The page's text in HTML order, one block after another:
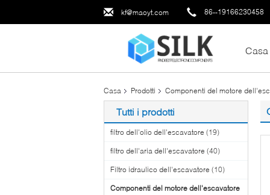
kf@maoyt.com 86--19166230458
Casa
Casa Prodotti Componenti del motore
Tutti i prodotti
filtro dell'olio dell'escavatore (19)
filtro dell'aria dell'escavatore (40)
Filtro idraulico dell'escavatore (10)
Componenti del motore dell'escavatore